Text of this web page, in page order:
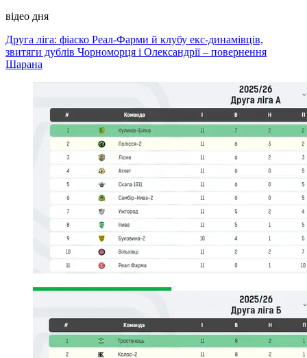
відео дня
Друга ліга: фіаско Реал-Фарми й клубу екс-динамівців,
звитяги дублів Чорноморця і Олександрії – повернення
Шарана